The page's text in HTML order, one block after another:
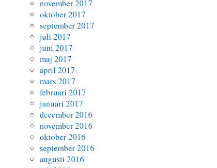
november 2017
oktober 2017
september 2017
juli 2017
juni 2017
maj 2017
april 2017
mars 2017
februari 2017
januari 2017
december 2016
november 2016
oktober 2016
september 2016
augusti 2016